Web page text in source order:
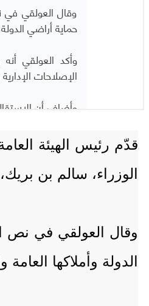
قدّم رئيس الهيئة
الوزراء، سالم بن
وقال العولقي في نص
الدولة وأملاكها